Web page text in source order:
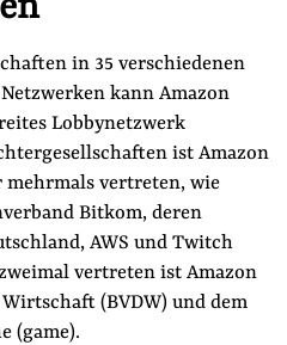
in 35 verschiedenen
kann Amazon
Lobbynetzwerk
ist Amazon
mehrmals vertreten, wie
Bitkom, deren
AWS und Twitch
vertreten ist Amazon
(BVDW) und dem
(game).